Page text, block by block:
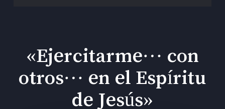
«Ejercitarme… con
otros… en el Espíritu
de Jesús»